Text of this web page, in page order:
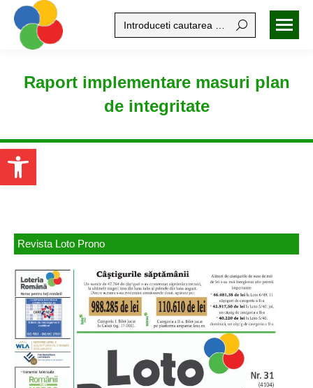
Open toolbar
Search:
Raport implementare masuri plan
de integritate
Revista Loto Prono